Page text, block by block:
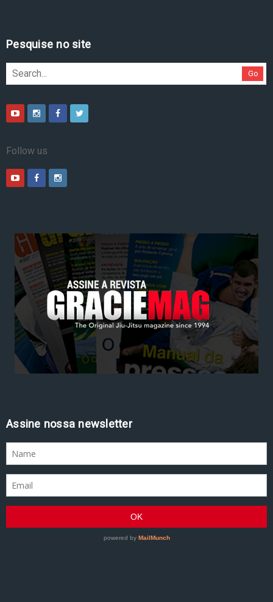
Pesquise no site
Go
Follow us
Assine nossa newsletter